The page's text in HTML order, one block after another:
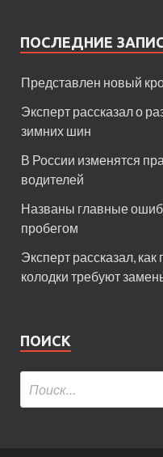
ПОСЛЕДНИЕ
Представлен новый
Эксперт рассказал о
зимних шин
В России изменятся
водителей
Названы главные
пробегом
Эксперт рассказал,
колодки требуют
ПОИСК